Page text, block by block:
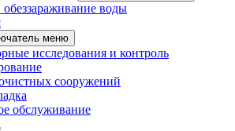
воды
меню
исследования и контроль
сооружений
обслуживание